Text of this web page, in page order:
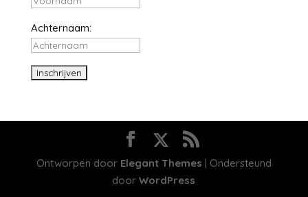
Achternaam:
Ontworpen door Elegant Themes | Ondersteund
doorWordPress